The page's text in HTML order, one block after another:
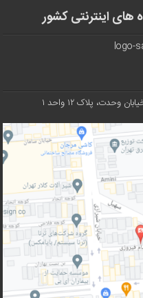
های اینترنتی کشور
وحدت، پلاک ۱۲ واحد ۱